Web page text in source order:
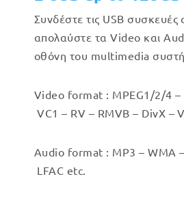
Συνδέστε τις USB συσκευές
απολαύστε τα Video και
οθόνη του multimedia
Video format : MPEG1/2/4 –
VC1 – RV – RMVB – DivX –
Audio format : MP3 – WMA
LFAC etc.